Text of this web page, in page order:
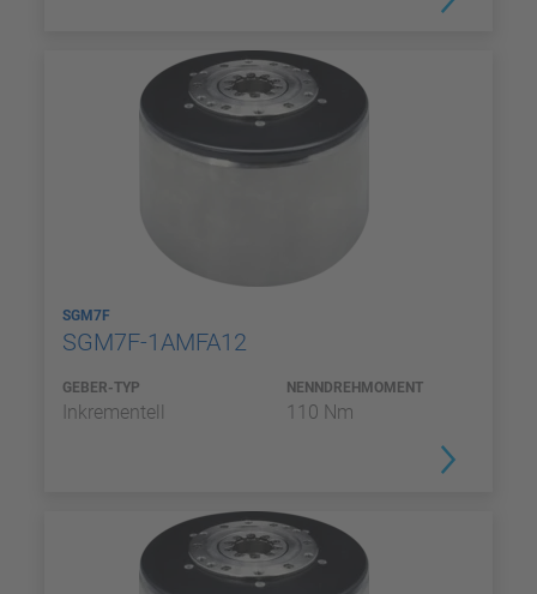
SGM7F
SGM7F-1AMFA12
GEBER-TYP
Inkrementell
NENNDREHMOMENT
110 Nm